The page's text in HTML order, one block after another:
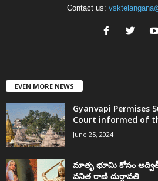
Contact us:
EVEN MORE NEWS
Gyanvapi Permises
Court informed of
June 25, 2024
మాతృ భూమి కోసం
వనిత రాణి దుర్గావతి